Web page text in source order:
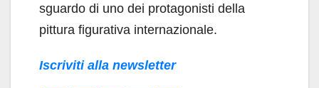
sguardo di uno dei protagonisti della
pittura figurativa internazionale.
Iscriviti alla newsletter